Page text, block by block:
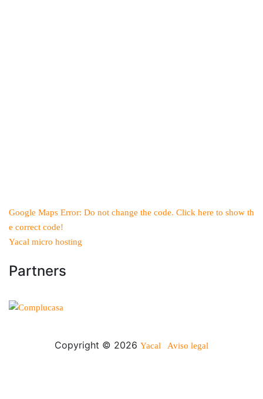
Google Maps Error: Do not change the code. Click here to show th
e correct code!
Yacal micro hosting
Partners
Copyright © 2026 Yacal Aviso legal